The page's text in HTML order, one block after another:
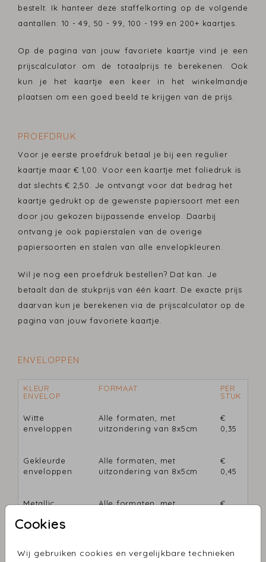
Cookies
Wij gebruiken cookies en vergelijkbare technieken
bestelt. Ik hanteer deze staffelkorting op de volgende
aantallen: 10 - 49, 50 - 99, 100 - 199 en 200+ kaartjes.
Op de pagina van jouw favoriete kaartje vind je een
prijscalculator om de totaalprijs te berekenen. Ook
kun je het kaartje een keer in het winkelmandje
plaatsen om een goed beeld te krijgen van de prijs.
PROEFDRUK
Voor je eerste proefdruk betaal je bij een regulier
kaartje maar € 1,00. Voor een kaartje met foliedruk is
dat slechts € 2,50. Je ontvangt voor dat bedrag het
kaartje gedrukt op de gewenste papiersoort met een
door jou gekozen bijpassende envelop. Daarbij
ontvang je ook papierstalen van de overige
papiersoorten en stalen van alle envelopkleuren.
Wil je nog een proefdruk bestellen? Dat kan. Je
betaalt dan de stukprijs van één kaart. De exacte prijs
daarvan kun je berekenen via de prijscalculator op de
pagina van jouw favoriete kaartje.
ENVELOPPEN
KLEUR
ENVELOP
FORMAAT
PER
STUK
Witte
enveloppen
Alle formaten, met
uitzondering van 8x5cm
€
0,35
Gekleurde
enveloppen
Alle formaten, met
uitzondering van 8x5cm
€
0,45
Metallic
Alle formaten, met
€
enveloppen
12x18cm kaarten
0,75